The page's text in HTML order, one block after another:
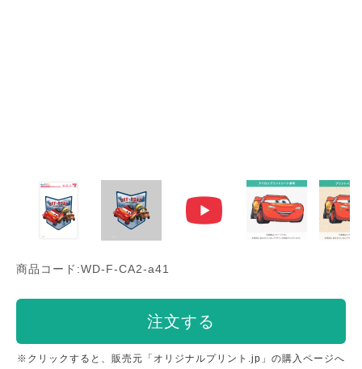
商品コード:WD-F-CA2-a41
注文する
※クリックすると、販売元「オリジナルプリント.jp」の購入ページへ